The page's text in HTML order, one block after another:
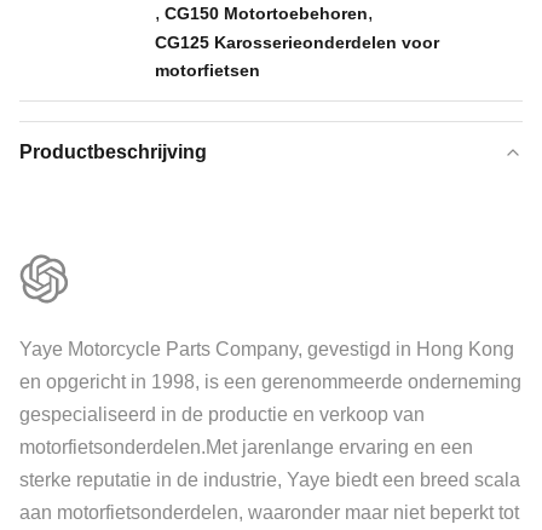
, CG150 Motortoebehoren,
CG125 Karosserieonderdelen voor
motorfietsen
Productbeschrijving
Yaye Motorcycle Parts Company, gevestigd in Hong Kong
en opgericht in 1998, is een gerenommeerde onderneming
gespecialiseerd in de productie en verkoop van
motorfietsonderdelen.Met jarenlange ervaring en een
sterke reputatie in de industrie, Yaye biedt een breed scala
aan motorfietsonderdelen, waaronder maar niet beperkt tot